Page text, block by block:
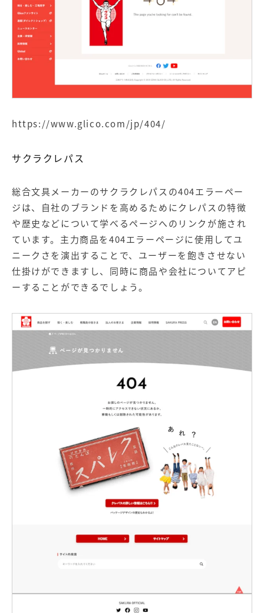
https://www.glico.com/jp/404/
サクラクレパス
総合文具メーカーのサクラクレパスの404エラーペー
ジは、自社のブランドを高めるためにクレパスの特徴
や歴史などについて学べるページへのリンクが施され
ています。主力商品を404エラーページに使用してユ
ニークさを演出することで、ユーザーを飽きさせない
仕掛けができますし、同時に商品や会社についてアピ
ーすることができるでしょう。